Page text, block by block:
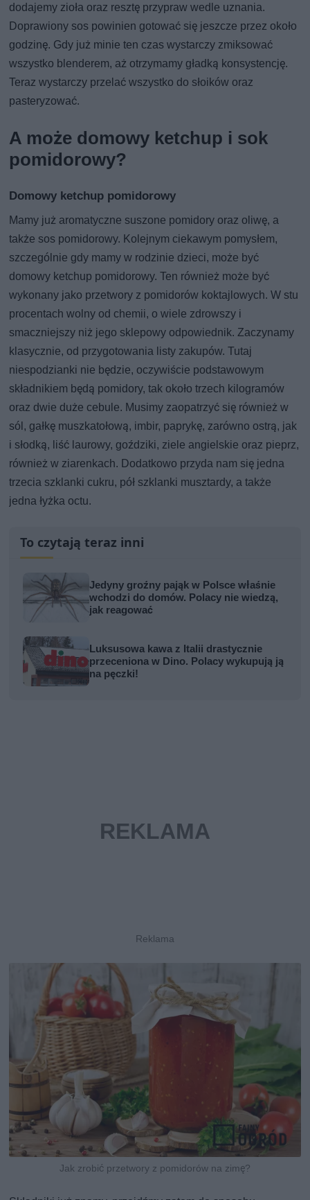
dodajemy zioła oraz resztę przypraw wedle uznania.
Doprawiony sos powinien gotować się jeszcze przez około
godzinę. Gdy już minie ten czas wystarczy zmiksować
wszystko blenderem, aż otrzymamy gładką konsystencję.
Teraz wystarczy przelać wszystko do słoików oraz
pasteryzować.
A może domowy ketchup i sok
pomidorowy?
Domowy ketchup pomidorowy
Mamy już aromatyczne suszone pomidory oraz oliwę, a
także sos pomidorowy. Kolejnym ciekawym pomysłem,
szczególnie gdy mamy w rodzinie dzieci, może być
domowy ketchup pomidorowy. Ten również może być
wykonany jako przetwory z pomidorów koktajlowych. W stu
procentach wolny od chemii, o wiele zdrowszy i
smaczniejszy niż jego sklepowy odpowiednik. Zaczynamy
klasycznie, od przygotowania listy zakupów. Tutaj
niespodzianki nie będzie, oczywiście podstawowym
składnikiem będą pomidory, tak około trzech kilogramów
oraz dwie duże cebule. Musimy zaopatrzyć się również w
sól, gałkę muszkatołową, imbir, paprykę, zarówno ostrą, jak
i słodką, liść laurowy, goździki, ziele angielskie oraz pieprz,
również w ziarenkach. Dodatkowo przyda nam się jedna
trzecia szklanki cukru, pół szklanki musztardy, a także
jedna łyżka octu.
To czytają teraz inni
Jedyny groźny pająk w Polsce właśnie
wchodzi do domów. Polacy nie wiedzą,
jak reagować
Luksusowa kawa z Italii drastycznie
przeceniona w Dino. Polacy wykupują ją
na pęczki!
Jak zrobić przetwory z pomidorów na zimę?